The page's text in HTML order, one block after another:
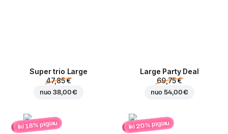
Super trio Large
47,85 €
nuo38,00 €
Large Party Deal
69,75 €
nuo54,00 €
iki 18% pigiau iki 20% pigiau